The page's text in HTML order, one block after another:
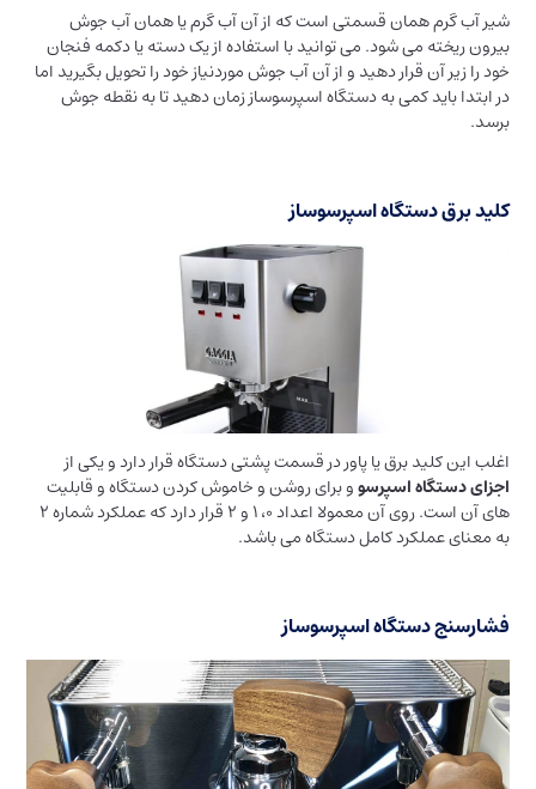
شیر آب گرم همان قسمتی است که از آن آب گرم یا همان آب جوش
بیرون ریخته می شود. می توانید با استفاده از یک دسته یا دکمه فنجان
خود را زیر آن قرار دهید و از آن آب جوش موردنیاز خود را تحویل بگیرید اما
در ابتدا باید کمی به دستگاه اسپرسوساز زمان دهید تا به نقطه جوش
برسد.
کلید برق دستگاه اسپرسوساز
اغلب این کلید برق یا پاور در قسمت پشتی دستگاه قرار دارد و یکی از
اجزای دستگاه اسپرسوو برای روشن و خاموش کردن دستگاه و قابلیت
های آن است. روی آن معمولا اعداد 0، 1 و 2 قرار دارد که عملکرد شماره 2
به معنای عملکرد کامل دستگاه می باشد.
فشارسنج دستگاه اسپرسوساز